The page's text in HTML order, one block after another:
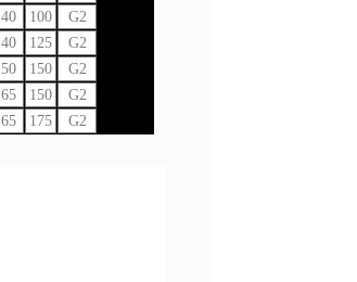
40 100
G2
40 125
G2
50 150
G2
65 150
G2
65 175 G2